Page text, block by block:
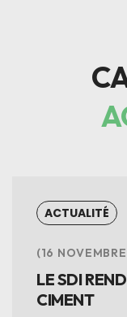
ACTUALITÉ
16
LE SDI
CIMENT